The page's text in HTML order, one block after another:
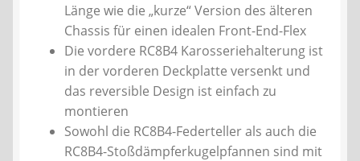
Länge wie die „kurze“ Version des älteren
Chassis für einen idealen Front-End-Flex
Die vordere RC8B4 Karosseriehalterung ist
in der vorderen Deckplatte versenkt und
das reversible Design ist einfach zu
montieren
Sowohl die RC8B4-Federteller als auch die
RC8B4-Stoßdämpferkugelpfannen sind mit